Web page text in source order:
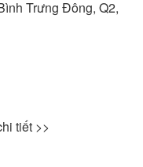
Trưng Đông, Q2,
tiết >>